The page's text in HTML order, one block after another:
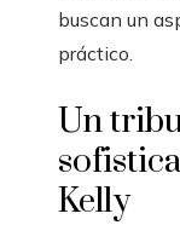
buscan un
práctico.
Un
Kelly